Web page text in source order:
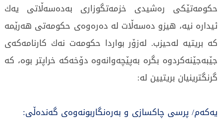
حكومەتێكی رەشیدی خزمەتگوزاری بەدەسەڵاتى یەك
ئیدارە نیە، هیزو دەسەڵات لە دەرەوەی حكومەتی هەرێمە
كە بریتیە لەحیزب. لەزۆر بواردا حكومەت نەك كارنامەكەی
جێبەجێنەكردوە بگرە بەپێچەوانەوە دۆخەكە خراپتر بوە، کە
گرنگترینیان بریتیین لە:
یەکەم/ پرسی چاكسازی و بەرەنگاربونەوەی گەندەڵی: